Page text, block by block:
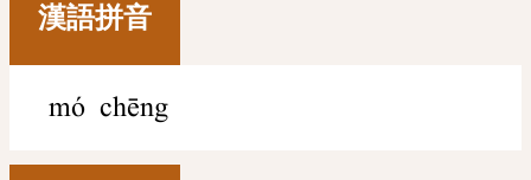
漢語拼音
mó chēng